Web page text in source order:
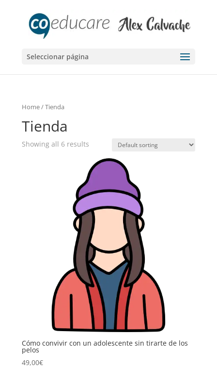
Seleccionar página
Home/ Tienda
Tienda
Showing all 6 results
Cómo convivir con un adolescente sin tirarte de los
pelos
49,00€